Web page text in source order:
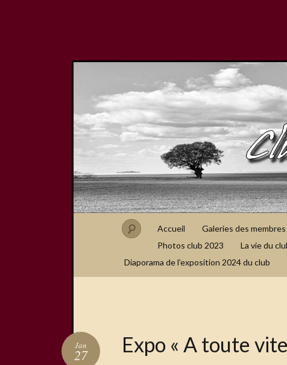
Accueil Galeries des
Photos club 2023
La vie du
Diaporama de l’exposition 2024 du club
Expo « A toute
Jan
27